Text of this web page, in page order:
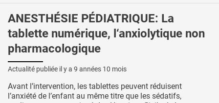
ANESTHÉSIE PÉDIATRIQUE: La
tablette numérique, l‘anxiolytique non
pharmacologique
Actualité publiée il y a 9 années 10 mois
Avant l’intervention, les tablettes peuvent réduisent
l’anxiété de l’enfant au même titre que les sédatifs,